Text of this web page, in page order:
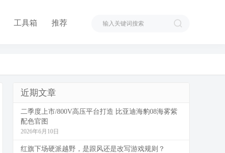
工具箱 推荐
近期文章
二季度上市/800V高压平台打造 比亚迪海豹08海雾紫
配色官图
2026年6月10日
红旗下场硬派越野，是跟风还是改写游戏规则？